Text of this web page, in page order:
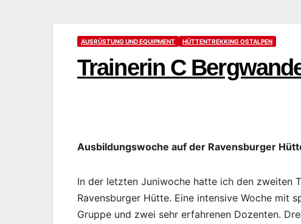
AUSRÜSTUNG UND EQUIPMENT HÜTTENTREKKING OSTALPEN
Trainerin C
Ausbildungswoche auf der Ravensburger
In der letzten Juniwoche hatte ich den zweiten
Ravensburger Hütte. Eine intensive Woche mit
Gruppe und zwei sehr erfahrenen Dozenten.